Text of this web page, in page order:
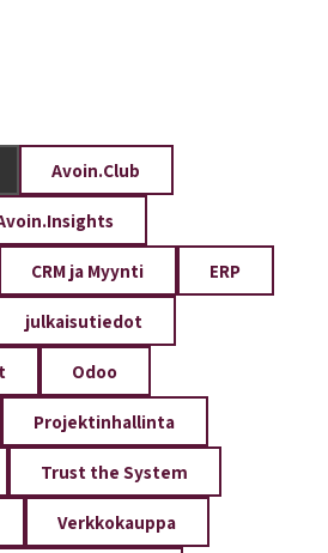
Avoin.Club
CRM ja Myynti ERP
julkaisutiedot
Odoo
Projektinhallinta
Trust the System
Verkkokauppa